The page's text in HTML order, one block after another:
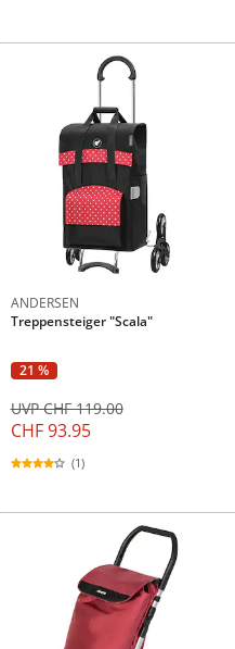
ANDERSEN
Treppensteiger "Scala"
21 %
CHF 93.95
UVP CHF 119.00
(1)